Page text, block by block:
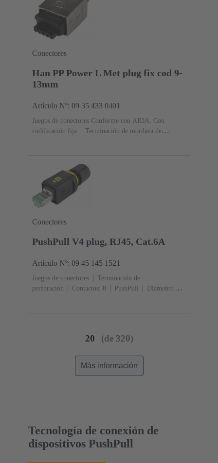
Conectores
Han PP Power L Met plug fix cod 9-
13mm
Artículo Nº: 09 35 433 0401
Juegos de conectores Conforme con AIDA, Con
codificación fija
Terminación de mordaza de
terminación
PushPull
mm
Diámetro: Cinc fundido a
presión
Niquelado
Conectores
PushPull V4 plug, RJ45, Cat.6A
Artículo Nº: 09 45 145 1521
Juegos de conectores
Terminación de
perforación
Contactos: 8 PushPull
Diámetro:
20 (de 320)
Más información
Tecnología de conexión de
dispositivos PushPull